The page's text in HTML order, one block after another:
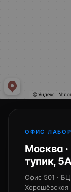
ОФИС
Москва
тупик,
Офис 501 ·
Хорошёвская